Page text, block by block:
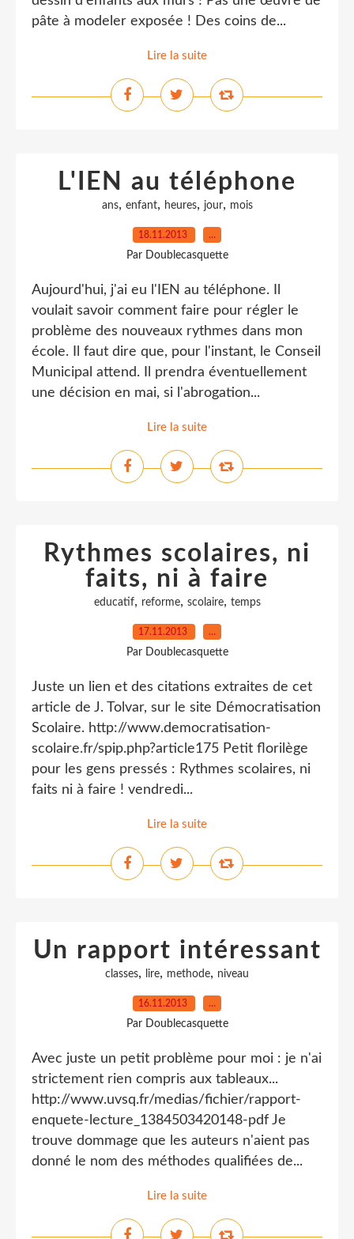
pâte à modeler exposée ! Des coins de...
Lire la suite
L'IEN au téléphone
ans, enfant, heures, jour, mois
18.11.2013 …
Par Doublecasquette
Aujourd'hui, j'ai eu l'IEN au téléphone. Il
voulait savoir comment faire pour régler le
problème des nouveaux rythmes dans mon
école. Il faut dire que, pour l'instant, le Conseil
Municipal attend. Il prendra éventuellement
une décision en mai, si l'abrogation...
Lire la suite
Rythmes scolaires, ni
faits, ni à faire
educatif, reforme, scolaire, temps
17.11.2013 …
Par Doublecasquette
Juste un lien et des citations extraites de cet
article de J. Tolvar, sur le site Démocratisation
Scolaire. http://www.democratisation-
scolaire.fr/spip.php?article175 Petit florilège
pour les gens pressés : Rythmes scolaires, ni
faits ni à faire ! vendredi...
Lire la suite
Un rapport intéressant
classes, lire, methode, niveau
16.11.2013 …
Par Doublecasquette
Avec juste un petit problème pour moi : je n'ai
strictement rien compris aux tableaux...
http://www.uvsq.fr/medias/fichier/rapport-
enquete-lecture_1384503420148-pdf Je
trouve dommage que les auteurs n'aient pas
donné le nom des méthodes qualifiées de...
Lire la suite